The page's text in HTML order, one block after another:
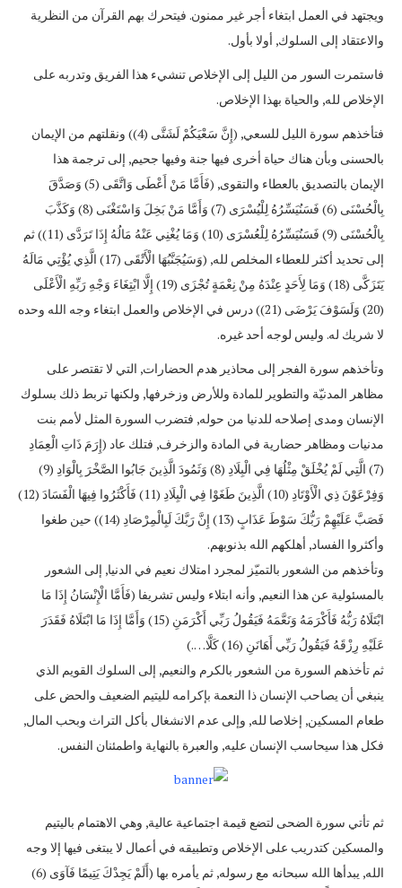
ويجتهد في العمل ابتغاء أجر غير ممنون. فيتحرك بهم القرآن من النظرية
والاعتقاد إلى السلوك, أولا بأول.
فاستمرت السور من الليل إلى الإخلاص تنشيء هذا الفريق وتدربه على
الإخلاص لله, والحياة بهذا الإخلاص.
فتأخذهم سورة الليل للسعي, (إِنَّ سَعْيَكُمْ لَشَتَّى (4)) ونقلتهم من الإيمان
بالحسنى وبأن هناك حياة أخرى فيها جنة وفيها جحيم, إلى ترجمة هذا
الإيمان بالتصديق بالعطاء والتقوى, (فَأَمَّا مَنْ أَعْطَى وَاتَّقَى (5) وَصَدَّقَ
بِالْحُسْنَى (6) فَسَنُيَسِّرُهُ لِلْيُسْرَى (7) وَأَمَّا مَنْ بَخِلَ وَاسْتَغْنَى (8) وَكَذَّبَ
بِالْحُسْنَى (9) فَسَنُيَسِّرُهُ لِلْعُسْرَى (10) وَمَا يُغْنِي عَنْهُ مَالُهُ إِذَا تَرَدَّى (11)) ثم
إلى تحديد أكثر للعطاء المخلص لله, (وَسَيُجَنَّبُهَا الْأَتْقَى (17) الَّذِي يُؤْتِي مَالَهُ
يَتَزَكَّى (18) وَمَا لِأَحَدٍ عِنْدَهُ مِنْ نِعْمَةٍ تُجْزَى (19) إِلَّا ابْتِغَاءَ وَجْهِ رَبِّهِ الْأَعْلَى
(20) وَلَسَوْفَ يَرْضَى (21)) درس في الإخلاص والعمل ابتغاء وجه الله وحده
لا شريك له. وليس لوجه أحد غيره.
وتأخذهم سورة الفجر إلى محاذير هدم الحضارات, التي لا تقتصر على
مظاهر المدنيّة والتطوير للمادة وللأرض وزخرفها, ولكنها تربط ذلك بسلوك
الإنسان ومدى إصلاحه للدنيا من حوله, فتضرب السورة المثل لأمم بنت
مدنيات ومظاهر حضارية في المادة والزخرف, فتلك عاد (إِرَمَ ذَاتِ الْعِمَادِ
(7) الَّتِي لَمْ يُخْلَقْ مِثْلُهَا فِي الْبِلَادِ (8) وَثَمُودَ الَّذِينَ جَابُوا الصَّخْرَ بِالْوَادِ (9)
وَفِرْعَوْنَ ذِي الْأَوْتَادِ (10) الَّذِينَ طَغَوْا فِي الْبِلَادِ (11) فَأَكْثَرُوا فِيهَا الْفَسَادَ (12)
فَصَبَّ عَلَيْهِمْ رَبُّكَ سَوْطَ عَذَابٍ (13) إِنَّ رَبَّكَ لَبِالْمِرْصَادِ (14)) حين طغوا
وأكثروا الفساد, أهلكهم الله بذنوبهم.
وتأخذهم من الشعور بالتميّز لمجرد امتلاك نعيم في الدنيا, إلى الشعور
بالمسئولية عن هذا النعيم, وأنه ابتلاء وليس تشريفا (فَأَمَّا الْإِنْسَانُ إِذَا مَا
ابْتَلَاهُ رَبُّهُ فَأَكْرَمَهُ وَنَعَّمَهُ فَيَقُولُ رَبِّي أَكْرَمَنِ (15) وَأَمَّا إِذَا مَا ابْتَلَاهُ فَقَدَرَ
عَلَيْهِ رِزْقَهُ فَيَقُولُ رَبِّي أَهَانَنِ (16) كَلَّا….)
ثم تأخذهم السورة من الشعور بالكرم والنعيم, إلى السلوك القويم الذي
ينبغي أن يصاحب الإنسان ذا النعمة بإكرامه لليتيم الضعيف والحض على
طعام المسكين, إخلاصا لله, وإلى عدم الانشغال بأكل التراث وبحب المال,
فكل هذا سيحاسب الإنسان عليه, والعبرة بالنهاية واطمئنان النفس.
ثم تأتي سورة الضحى لتضع قيمة اجتماعية عالية, وهي الاهتمام باليتيم
والمسكين كتدريب على الإخلاص وتطبيقه في أعمال لا يبتغى فيها إلا وجه
الله, يبدأها الله سبحانه مع رسوله, ثم يأمره بها (أَلَمْ يَجِدْكَ يَتِيمًا فَآوَى (6)